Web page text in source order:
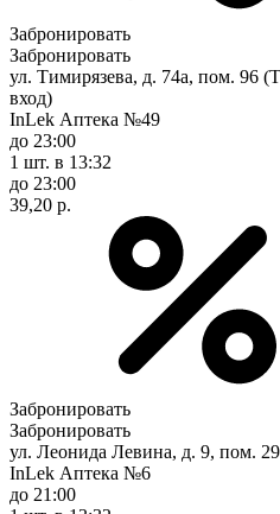
Забронировать
Забронировать
ул. Тимирязева, д. 74а, пом. 96
вход)
InLek Аптека №49
до 23:00
1 шт. в 13:32
до 23:00
39,20 р.
Забронировать
Забронировать
ул. Леонида Левина, д. 9, пом.
InLek Аптека №6
до 21:00